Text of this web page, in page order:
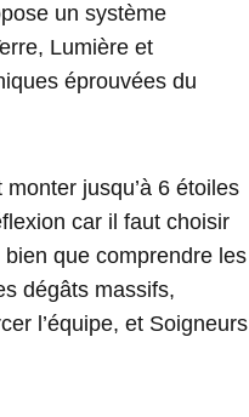
un système
Lumière et
éprouvées du
jusqu’à 6 étoiles
car il faut choisir
que comprendre les
dégâts massifs,
l’équipe, et Soigneurs